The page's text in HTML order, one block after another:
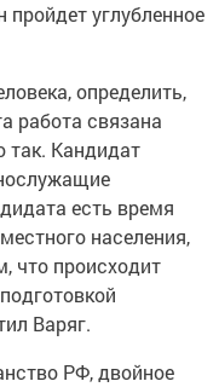
пройдет углубленное
определить,
работа связана
так. Кандидат
есть время
населения,
что происходит
Варяг.
РФ, двойное